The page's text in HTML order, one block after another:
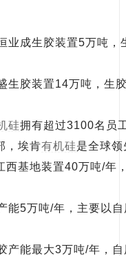
业成生胶装置5万吨
生胶装置14万吨，生
硅拥有超过3100名员
，埃肯有机硅是全球
西基地装置40万吨/年
能5万吨/年，主要以
产能最大3万吨/年，